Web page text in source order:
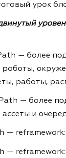
урок
— более
роботы,
работы,
— более
и
—
—